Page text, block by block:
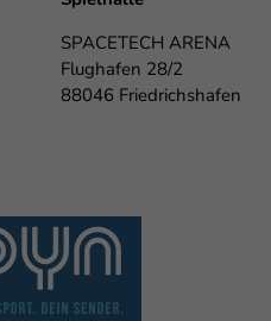
SPACETECH ARENA
Flughafen 28/2
88046 Friedrichshafen